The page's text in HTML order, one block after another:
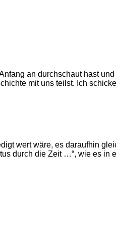
an durchschaut hast
mit uns teilst. Ich
wert wäre, es daraufhin
durch die Zeit …“, wie es in